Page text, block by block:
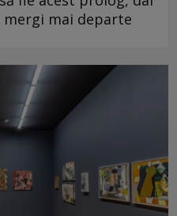
mai departe